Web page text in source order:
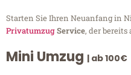
Starten Sie Ihren Neuanfang in
PrivatumzugService, der bereits
Mini Umzug | ab 100€